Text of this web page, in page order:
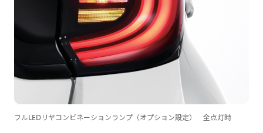
フルLEDリヤコンビネーションランプ（オプション設定） 全点灯時